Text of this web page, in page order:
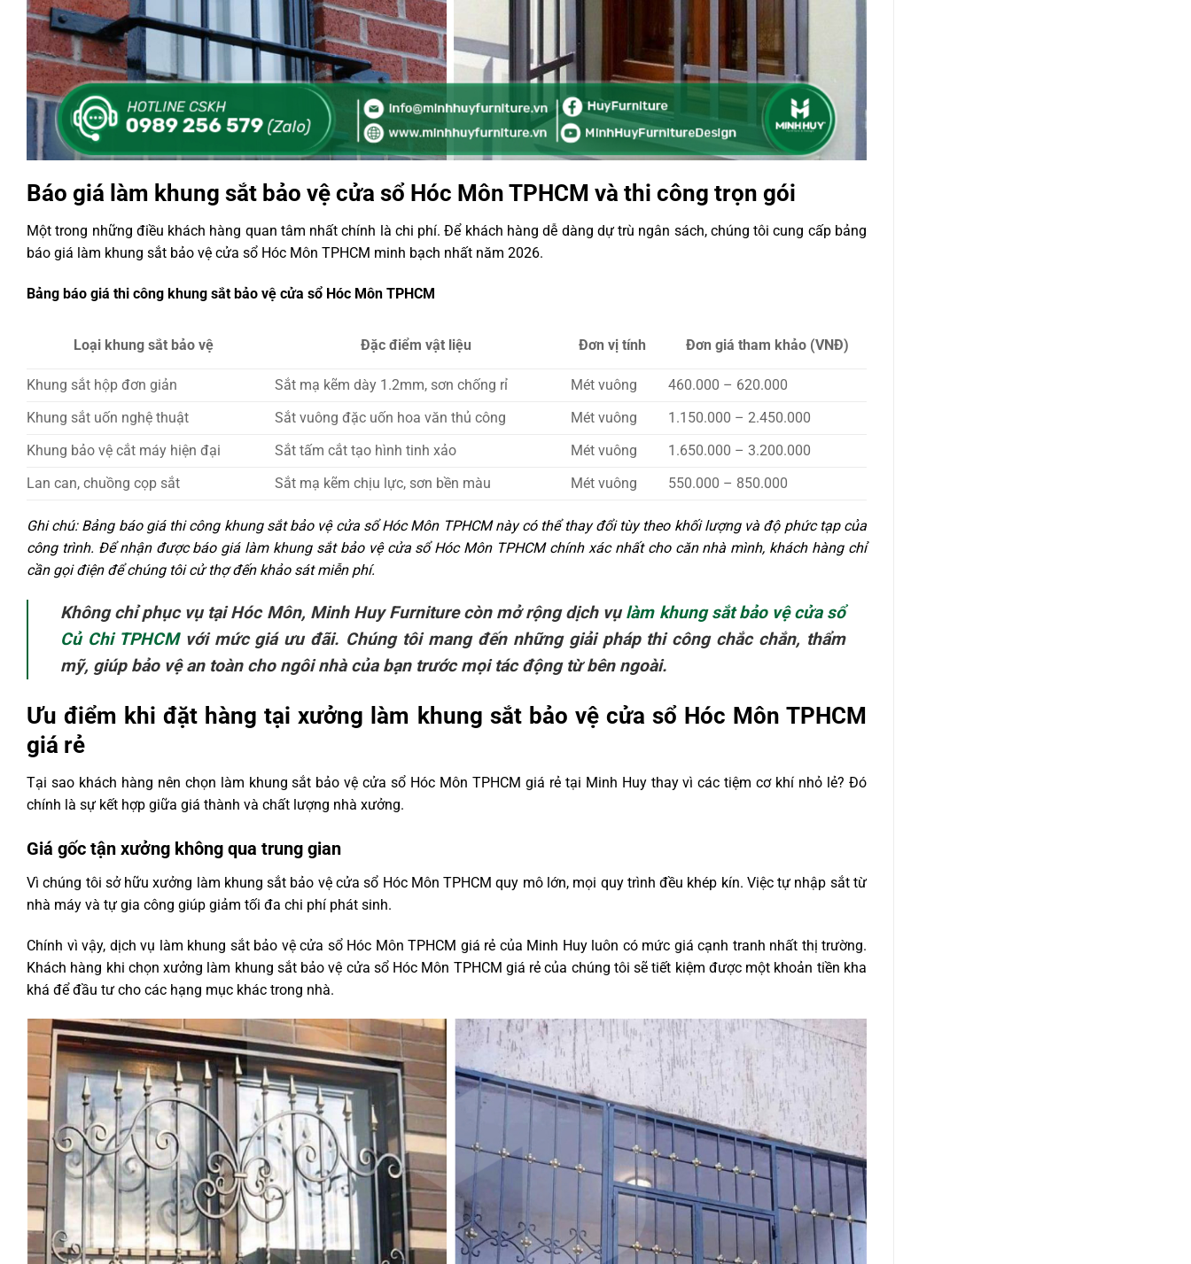
Báo giá làm khung sắt bảo vệ cửa sổ Hóc Môn TPHCM và thi công trọn gói
Một trong những điều khách hàng quan tâm nhất chính là chi phí. Để khách hàng dễ dàng dự trù ngân sách, chúng tôi cung cấp bảng
báo giá làm khung sắt bảo vệ cửa sổ Hóc Môn TPHCM minh bạch nhất năm 2026.
Bảng báo giá thi công khung sắt bảo vệ cửa sổ Hóc Môn TPHCM
Loại khung sắt bảo vệ Đặc điểm vật liệu Đơn vị tính Đơn giá tham khảo (VNĐ)
Khung sắt hộp đơn giản Sắt mạ kẽm dày 1.2mm, sơn chống rỉ Mét vuông
460.000 – 620.000
Khung sắt uốn nghệ thuật
Sắt vuông đặc uốn hoa văn thủ công Mét vuông
1.150.000 – 2.450.000
Khung bảo vệ cắt máy hiện đại
Sắt tấm cắt tạo hình tinh xảo Mét vuông
1.650.000 – 3.200.000
Lan can, chuồng cọp sắt
Sắt mạ kẽm chịu lực, sơn bền màu Mét vuông 550.000 – 850.000
Ghi chú: Bảng báo giá thi công khung sắt bảo vệ cửa sổ Hóc Môn TPHCM này có thể thay đổi tùy theo khối lượng và độ phức tạp của
công trình. Để nhận được báo giá làm khung sắt bảo vệ cửa sổ Hóc Môn TPHCM chính xác nhất cho căn nhà mình, khách hàng chỉ
cần gọi điện để chúng tôi cử thợ đến khảo sát miễn phí.
Không chỉ phục vụ tại Hóc Môn, Minh Huy Furniture còn mở rộng dịch vụlàm khung sắt bảo vệ cửa sổ
Củ Chi TPHCMvới mức giá ưu đãi. Chúng tôi mang đến những giải pháp thi công chắc chắn, thẩm
mỹ, giúp bảo vệ an toàn cho ngôi nhà của bạn trước mọi tác động từ bên ngoài.
Ưu điểm khi đặt hàng tại xưởng làm khung sắt bảo vệ cửa sổ Hóc Môn TPHCM
giá rẻ
Tại sao khách hàng nên chọn làm khung sắt bảo vệ cửa sổ Hóc Môn TPHCM giá rẻ tại Minh Huy thay vì các tiệm cơ khí nhỏ lẻ? Đó
chính là sự kết hợp giữa giá thành và chất lượng nhà xưởng.
Giá gốc tận xưởng không qua trung gian
Vì chúng tôi sở hữu xưởng làm khung sắt bảo vệ cửa sổ Hóc Môn TPHCM quy mô lớn, mọi quy trình đều khép kín. Việc tự nhập sắt từ
nhà máy và tự gia công giúp giảm tối đa chi phí phát sinh.
Chính vì vậy, dịch vụ làm khung sắt bảo vệ cửa sổ Hóc Môn TPHCM giá rẻ của Minh Huy luôn có mức giá cạnh tranh nhất thị trường.
Khách hàng khi chọn xưởng làm khung sắt bảo vệ cửa sổ Hóc Môn TPHCM giá rẻ của chúng tôi sẽ tiết kiệm được một khoản tiền kha
khá để đầu tư cho các hạng mục khác trong nhà.